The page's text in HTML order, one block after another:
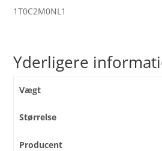
1T0C2M0NL1
Yderligere
Vægt
Størrelse
Producent